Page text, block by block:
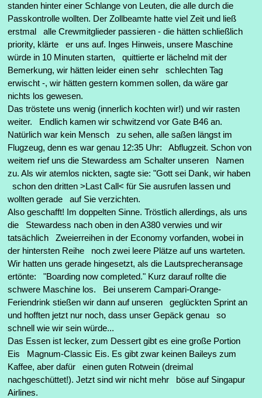
standen hinter einer Schlange von Leuten, die alle durch die
Passkontrolle wollten. Der Zollbeamte hatte viel Zeit und ließ
erstmal alle Crewmitglieder passieren - die hätten schließlich
priority, klärte er uns auf. Inges Hinweis, unsere Maschine
würde in 10 Minuten starten, quittierte er lächelnd mit der
Bemerkung, wir hätten leider einen sehr schlechten Tag
erwischt -, wir hätten gestern kommen sollen, da wäre gar
nichts los gewesen.
Das tröstete uns wenig (innerlich kochten wir!) und wir rasten
weiter. Endlich kamen wir schwitzend vor Gate B46 an.
Natürlich war kein Mensch zu sehen, alle saßen längst im
Flugzeug, denn es war genau 12:35 Uhr: Abflugzeit. Schon von
weitem rief uns die Stewardess am Schalter unseren Namen
zu. Als wir atemlos nickten, sagte sie: "Gott sei Dank, wir haben
schon den dritten >Last Call< für Sie ausrufen lassen und
wollten gerade auf Sie verzichten.
Also geschafft! Im doppelten Sinne. Tröstlich allerdings, als uns
die Stewardess nach oben in den A380 verwies und wir
tatsächlich Zweierreihen in der Economy vorfanden, wobei in
der hintersten Reihe noch zwei leere Plätze auf uns warteten.
Wir hatten uns gerade hingesetzt, als die Lautsprecheransage
ertönte: "Boarding now completed." Kurz darauf rollte die
schwere Maschine los. Bei unserem Campari-Orange-
Feriendrink stießen wir dann auf unseren geglückten Sprint an
und hofften jetzt nur noch, dass unser Gepäck genau so
schnell wie wir sein würde...
Das Essen ist lecker, zum Dessert gibt es eine große Portion
Eis Magnum-Classic Eis. Es gibt zwar keinen Baileys zum
Kaffee, aber dafür einen guten Rotwein (dreimal
nachgeschüttet!). Jetzt sind wir nicht mehr böse auf Singapur
Airlines.